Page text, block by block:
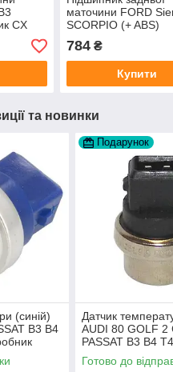
CX
маточини FORD
SCORPIO (+ ABS)
виробник CX Польща
784₴
Купити
та новинки
(синій)
B3 B4
Подарунок
Датчик
AUDI 80 GOLF 2
PASSAT B3 B4
TOPRAN
Готово до